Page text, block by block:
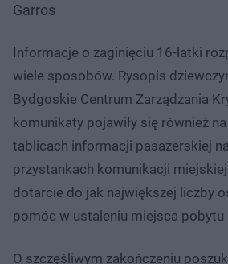
Garros
Informacje o zaginięciu 16-latki
wiele sposobów. Rysopis
Bydgoskie Centrum Zarządzania
komunikaty pojawiły się również
tablicach informacji pasażerskiej
przystankach komunikacji
dotarcie do jak największej liczby
pomóc w ustaleniu miejsca pobytu
O szczęśliwym zakończeniu